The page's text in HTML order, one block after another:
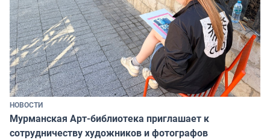
НОВОСТИ
Мурманская Арт-библиотека приглашает к
сотрудничеству художников и фотографов